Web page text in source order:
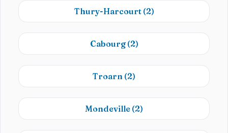
Thury-Harcourt (2)
Cabourg (2)
Troarn (2)
Mondeville (2)